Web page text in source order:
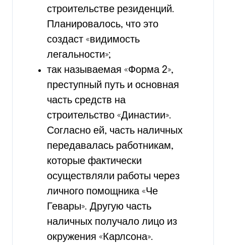
строительстве резиденций.
Планировалось, что это
создаст «видимость
легальности»;
так называемая «Форма 2»,
преступный путь и основная
часть средств на
строительство «Династии».
Согласно ей, часть наличных
передавалась работникам,
которые фактически
осуществляли работы через
личного помощника «Че
Гевары». Другую часть
наличных получало лицо из
окружения «Карлсона».